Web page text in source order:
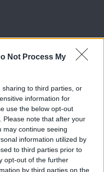
Not Process My
to third parties, or
information for
use the below opt-out
Please note that after your
may continue seeing
information utilized by
to third parties prior to
opt-out of the further
by third parties on the